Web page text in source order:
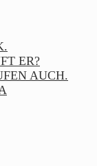
ER?
AUCH.